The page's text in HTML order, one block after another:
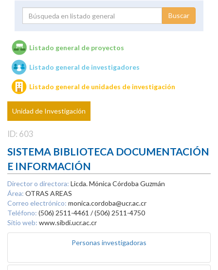
Unidades de investigación
Listado general de proyectos
Listado general de investigadores
Listado general de unidades de investigación
Unidad de Investigación
ID: 603
SISTEMA BIBLIOTECA DOCUMENTACIÓN
E INFORMACIÓN
Director o directora: Licda. Mónica Córdoba Guzmán
Área: OTRAS AREAS
Correo electrónico: monica.cordoba@ucr.ac.cr
Teléfono: (506) 2511-4461 / (506) 2511-4750
Sitio web: www.sibdi.ucr.ac.cr
Personas investigadoras